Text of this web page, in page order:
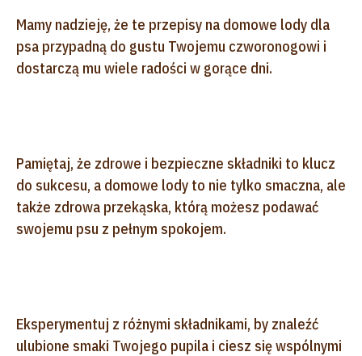
Mamy nadzieję, że te przepisy na domowe lody dla
psa przypadną do gustu Twojemu czworonogowi i
dostarczą mu wiele radości w gorące dni.
Pamiętaj, że zdrowe i bezpieczne składniki to klucz
do sukcesu, a domowe lody to nie tylko smaczna, ale
także zdrowa przekąska, którą możesz podawać
swojemu psu z pełnym spokojem.
Eksperymentuj z różnymi składnikami, by znaleźć
ulubione smaki Twojego pupila i ciesz się wspólnymi